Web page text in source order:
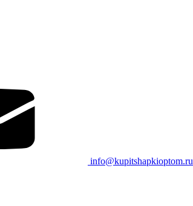
info@kupitshapkioptom.ru